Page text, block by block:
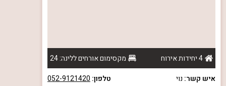
4 יחידות אירוח
מקסימום אורחים ללינה: 24
איש קשר: נוי טלפון: 052-9121420